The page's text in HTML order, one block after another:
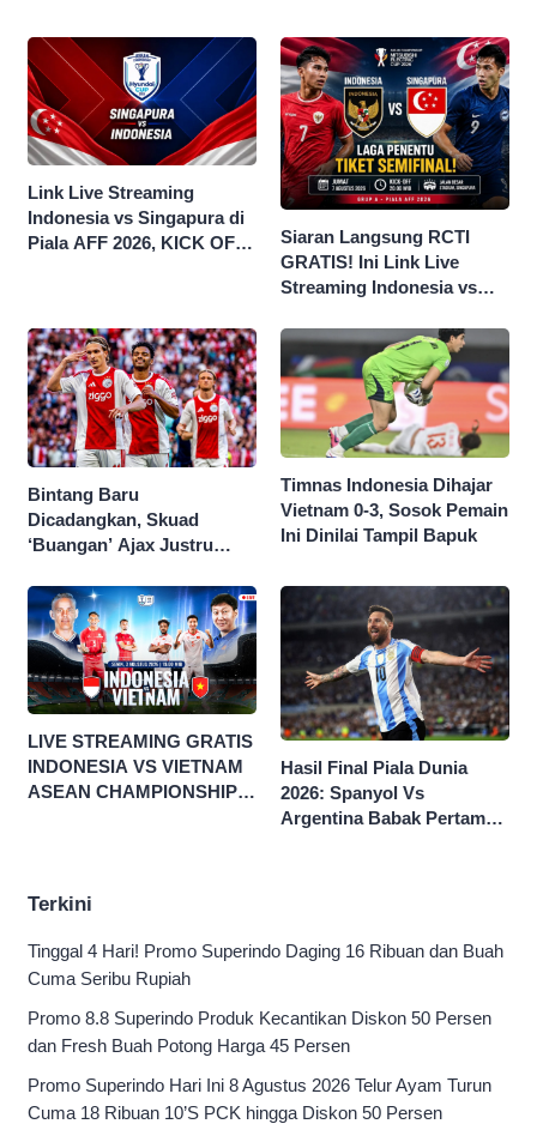
Link Live Streaming
Indonesia vs Singapura di
Piala AFF 2026, KICK OFF
Siaran Langsung RCTI
GRATIS! Ini Link Live
Streaming Indonesia vs
2026
Bintang Baru
Dicadangkan, Skuad
‘Buangan’ Ajax Justru
Timnas Indonesia Dihajar
Vietnam 0-3, Sosok Pemain
Ini Dinilai Tampil Bapuk
LIVE STREAMING GRATIS
INDONESIA VS VIETNAM
ASEAN CHAMPIONSHIP
Hasil Final Piala Dunia
2026: Spanyol Vs
Argentina Babak Pertama
Terkini
Tinggal 4 Hari! Promo Superindo Daging 16 Ribuan dan Buah
Cuma Seribu Rupiah
Promo 8.8 Superindo Produk Kecantikan Diskon 50 Persen
dan Fresh Buah Potong Harga 45 Persen
Promo Superindo Hari Ini 8 Agustus 2026 Telur Ayam Turun
Cuma 18 Ribuan 10’S PCK hingga Diskon 50 Persen